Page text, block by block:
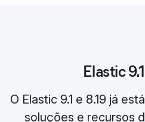
Elastic
O Elastic 9.1 e 8.19 já
soluções e recursos